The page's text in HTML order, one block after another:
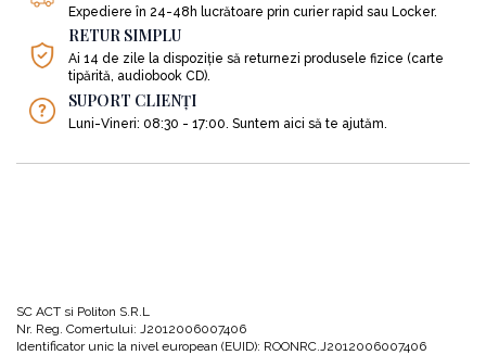
Expediere în 24-48h lucrătoare prin curier rapid sau Locker.
RETUR SIMPLU
Ai 14 de zile la dispoziție să returnezi produsele fizice (carte
tipărită, audiobook CD).
SUPORT CLIENȚI
Luni-Vineri: 08:30 - 17:00. Suntem aici să te ajutăm.
SC ACT si Politon S.R.L
Nr. Reg. Comertului: J2012006007406
Identificator unic la nivel european (EUID): ROONRC.J2012006007406